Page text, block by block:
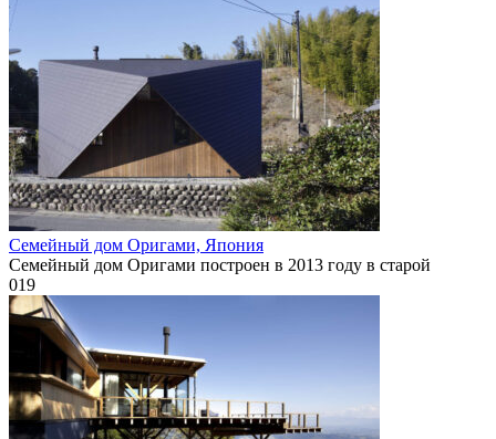
Семейный дом Оригами, Япония
Семейный дом Оригами построен в 2013 году в старой
019